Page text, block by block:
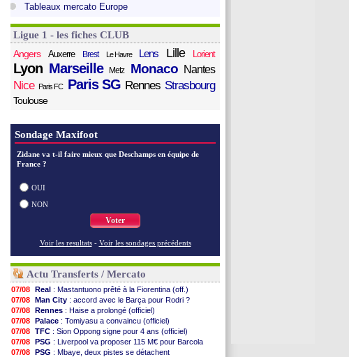
Tableaux mercato Europe
Ligue 1 - les fiches CLUB
Angers
Auxerre Brest Le Havre Lens Lille Lorient
Lyon Marseille Metz Monaco Nantes
Nice Paris FC Paris SG Rennes Strasbourg
Toulouse
Sondage Maxifoot
Zidane va t-il faire mieux que Deschamps en équipe de
France ?
OUI
NON
Voter
Voir les resultats - Voir les sondages précédents
Actu Transferts / Mercato
07/08 Real : Mastantuono prêté à la Fiorentina (off.)
07/08 Man City : accord avec le Barça pour Rodri ?
07/08 Rennes : Haise a prolongé (officiel)
07/08 Palace : Tomiyasu a convaincu (officiel)
07/08 TFC : Sion Oppong signe pour 4 ans (officiel)
07/08 PSG : Liverpool va proposer 115 M€ pour Barcola
07/08 PSG : Mbaye, deux pistes se détachent